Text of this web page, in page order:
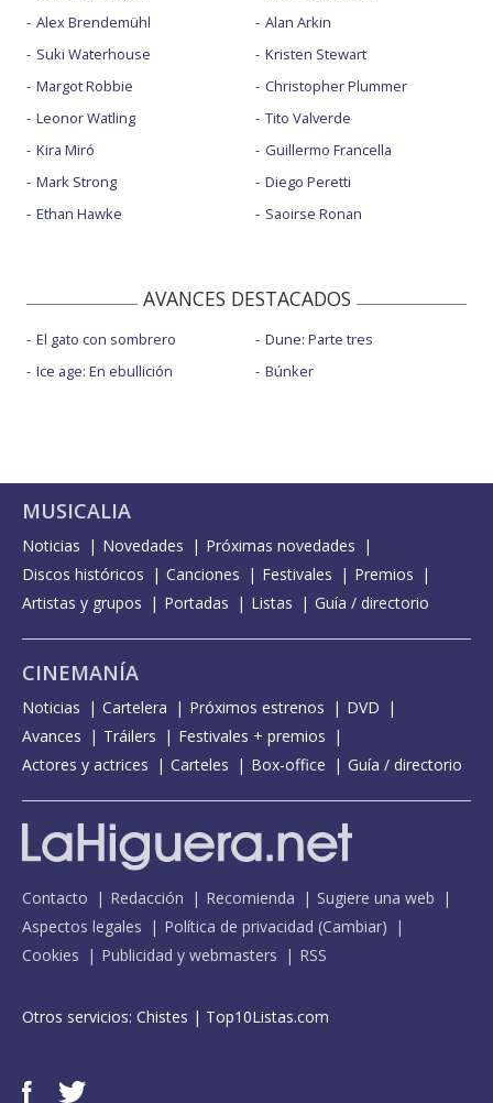
Alex Brendemühl
Suki Waterhouse
Margot Robbie
Leonor Watling
Kira Miró
Mark Strong
Ethan Hawke
Alan Arkin
Kristen Stewart
Christopher Plummer
Tito Valverde
Guillermo Francella
Diego Peretti
Saoirse Ronan
AVANCES DESTACADOS
El gato con sombrero
Ice age: En ebullición
Dune: Parte tres
Búnker
MUSICALIA
Noticias Novedades
Próximas novedades
Discos históricos
Canciones Festivales
Premios
Artistas y grupos
Portadas Listas Guía / directorio
CINEMANÍA
Noticias Cartelera Próximos estrenos
DVD
Avances
Tráilers
Festivales + premios
Actores y actrices
Carteles Box-office Guía / directorio
Contacto Redacción Recomienda
Sugiere una web
Aspectos legales
Política de privacidad (Cambiar)
Cookies
Publicidad y webmasters RSS
Otros servicios: Chistes | Top10Listas.com